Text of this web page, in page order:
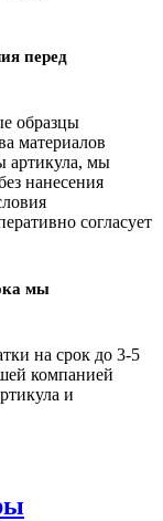
перед
образцы
материалов
артикула, мы
нанесения
согласует
мы
на срок до 3-5
компанией
и